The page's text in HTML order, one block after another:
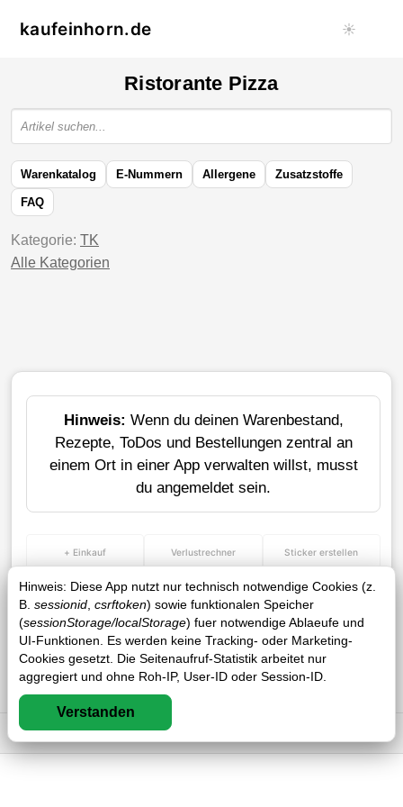
kaufeinhorn.de ☀️
Hinweis: Diese App nutzt nur technisch notwendige Cookies (z.
B. sessionid csrftoken) sowie funktionalen Speicher
(sessionStorage/localStorage) fuer notwendige Ablaeufe und
UI-Funktionen. Es werden keine Tracking- oder Marketing-
Cookies gesetzt. Die Seitenaufruf-Statistik arbeitet nur
aggregiert und ohne Roh-IP, User-ID oder Session-ID.
Verstanden
Ristorante Pizza
Warenkatalog E-Nummern Allergene Zusatzstoffe
FAQ
Kategorie: TK
Alle Kategorien
Hinweis: Wenn du deinen Warenbestand,
Rezepte, ToDos und Bestellungen zentral an
einem Ort in einer App verwalten willst, musst
du angemeldet sein.
+ Einkauf Verlustrechner Sticker erstellen
0 / 0
Impressum